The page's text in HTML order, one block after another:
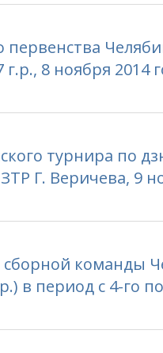
8 ноября 2014
турнира по
Г. Веричева, 9
команды
период с 4-го по